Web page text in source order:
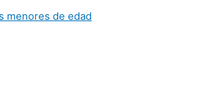
menores de edad